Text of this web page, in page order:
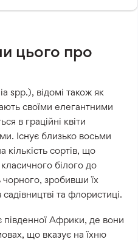
цього про
spp.), відомі також як
своїми елегантними
в граційні квіти
Існує близько восьми
кількість сортів, що
білого до
чорного, зробивши їх
та флористиці.
південної Африки, де вони
що вказує на їхню